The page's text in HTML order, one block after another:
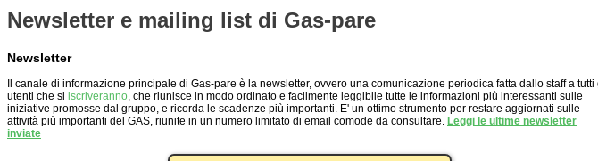
Newsletter e mailing list di Gas-pare
Newsletter
Il canale di informazione principale di Gas-pare è la newsletter, ovvero una comunicazione periodica fatta dallo staff a tutti
utenti che si iscriveranno, che riunisce in modo ordinato e facilmente leggibile tutte le informazioni più interessanti sulle
iniziative promosse dal gruppo, e ricorda le scadenze più importanti. E' un ottimo strumento per restare aggiornati sulle
attività più importanti del GAS, riunite in un numero limitato di email comode da consultare. Leggi le ultime newsletter
inviate